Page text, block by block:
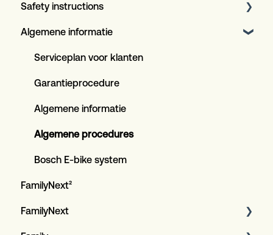
Safety instructions
Artikel
Algemene informatie
Serviceplan voor klanten
Garantieprocedure
Algemene informatie
Algemene procedures
Bosch E-bike system
FamilyNext²
FamilyNext